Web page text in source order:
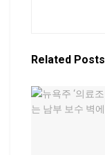
Related Posts